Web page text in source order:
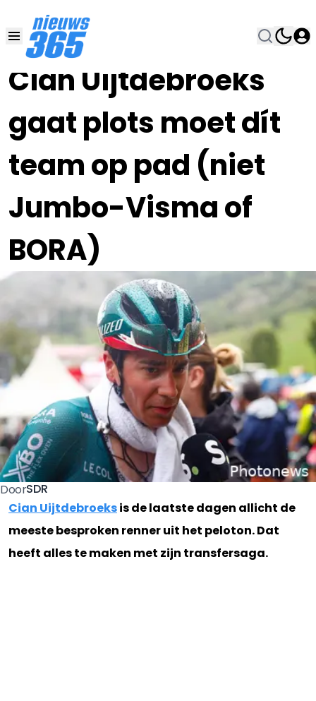
Cian Uijtdebroeks
gaat plots moet dít
team op pad (niet
Jumbo-Visma of
BORA)
11 DEC 2023, 20:45
DoorSDR
Cian Uijtdebroeksis de laatste dagen allicht de
meeste besproken renner uit het peloton. Dat
heeft alles te maken met zijn transfersaga.